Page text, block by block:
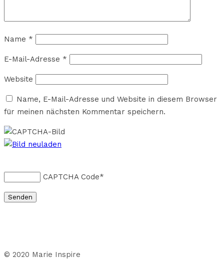
Name *
E-Mail-Adresse *
Website
Name, E-Mail-Adresse und Website in diesem Browser
für meinen nächsten Kommentar speichern.
CAPTCHA Code*
© 2020 Marie Inspire